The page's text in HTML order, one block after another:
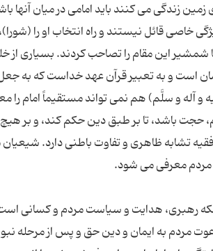
زندگی می کنند باید امامی در میان آنها
خاصی قائل نیستند و راه انتخاب او را
شمشیر این مقام را تصاحب کردند. بسیاری از
است و به تعبیر قرآن عهد خداست که به
و آله و سلَّم) هم نمی تواند مستقیماً امام
حجت باشد، تا بر طبق دین حکم کند، و بر
تشابه ظاهری و تفاوت باطنی دارد.
رهبری، هدایت و سیاست مردم و کسانی است
مردم به ایمان و دین حق و پس از مرحله